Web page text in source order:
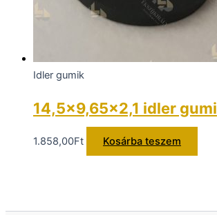
Idler gumik
14,5×9,65×2,1 idler gumi
1.858,00Ft Kosárba teszem